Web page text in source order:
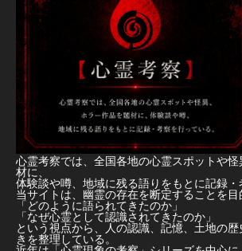
心霊考察では、全国各地の心霊スポットや怪
材に、
体験談や噂、地域に残る語りをもとに記録・
当サイトは、幽霊の存在を断定することを目
「どのように語られてきたのか」
「なぜ心霊として認識されてきたのか」
という視点から、人の認識、記憶、土地の
きを整理している。